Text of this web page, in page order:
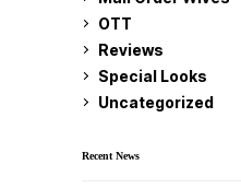
OTT
Reviews
Special Looks
Uncategorized
Recent News